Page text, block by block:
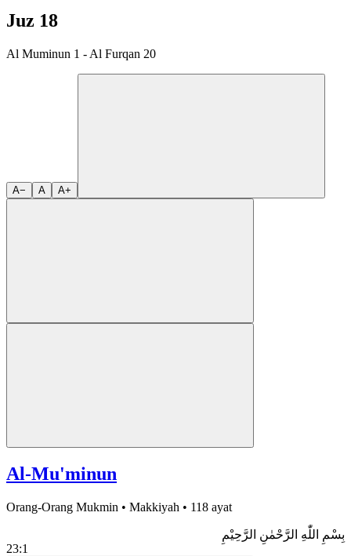
Juz 18
Al Muminun 1 - Al Furqan 20
A− A A+
Al-Mu'minun
Orang-Orang Mukmin • Makkiyah • 118 ayat
بِسْمِ اللّٰهِ الرَّحْمٰنِ الرَّحِيْمِ
23:1